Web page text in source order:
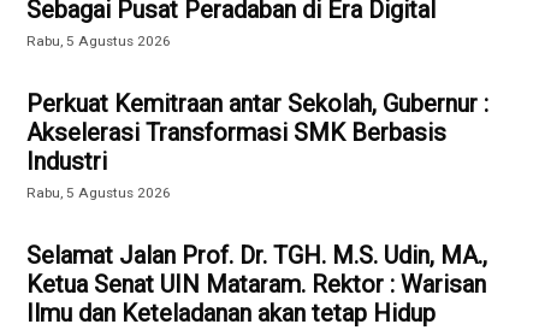
Sebagai Pusat Peradaban di Era Digital
Rabu, 5 Agustus 2026
Perkuat Kemitraan antar Sekolah, Gubernur :
Akselerasi Transformasi SMK Berbasis
Industri
Rabu, 5 Agustus 2026
Selamat Jalan Prof. Dr. TGH. M.S. Udin, MA.,
Ketua Senat UIN Mataram. Rektor : Warisan
Ilmu dan Keteladanan akan tetap Hidup